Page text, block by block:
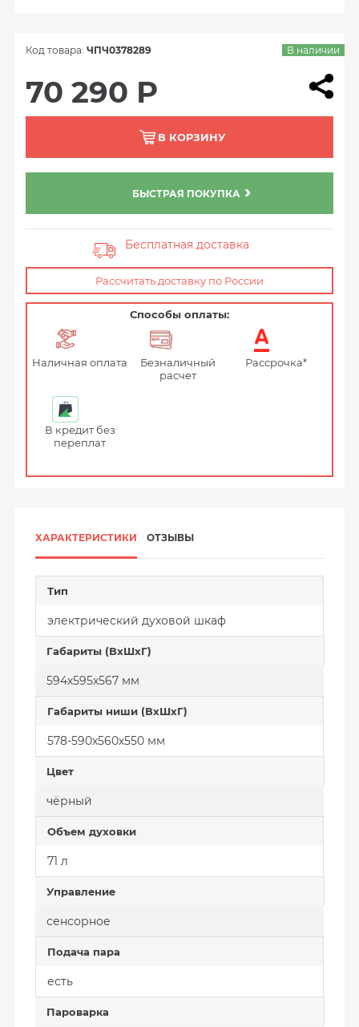
Код товара: ЧПЧ0378289 В наличии
70 290 Р
В КОРЗИНУ
БЫСТРАЯ ПОКУПКА
Бесплатная доставка
Рассчитать доставку по России
Способы оплаты:
Наличная оплата
Безналичный
расчет
Рассрочка*
В кредит без
переплат
ХАРАКТЕРИСТИКИ ОТЗЫВЫ
Тип
электрический духовой шкаф
Габариты (ВхШхГ)
594х595х567 мм
Габариты ниши (ВхШхГ)
578-590х560х550 мм
Цвет
чёрный
Объем духовки
71 л
Управление
сенсорное
Подача пара
есть
Пароварка